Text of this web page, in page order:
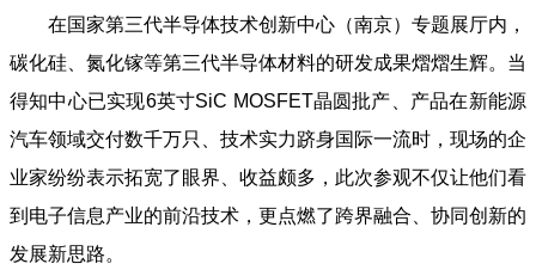
在国家第三代半导体技术创新中心（南京）专题展厅内，
碳化硅、氮化镓等第三代半导体材料的研发成果熠熠生辉。当
得知中心已实现6英寸SiC MOSFET晶圆批产、产品在新能源
汽车领域交付数千万只、技术实力跻身国际一流时，现场的企
业家纷纷表示拓宽了眼界、收益颇多，此次参观不仅让他们看
到电子信息产业的前沿技术，更点燃了跨界融合、协同创新的
发展新思路。